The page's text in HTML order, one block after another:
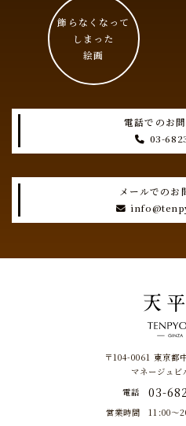
飾らなくなって
しまった
絵画
電話でのお
03-
メールでのお
〒104-0061 東京都
マネージュ
電話
03-
営業時間 11:00～